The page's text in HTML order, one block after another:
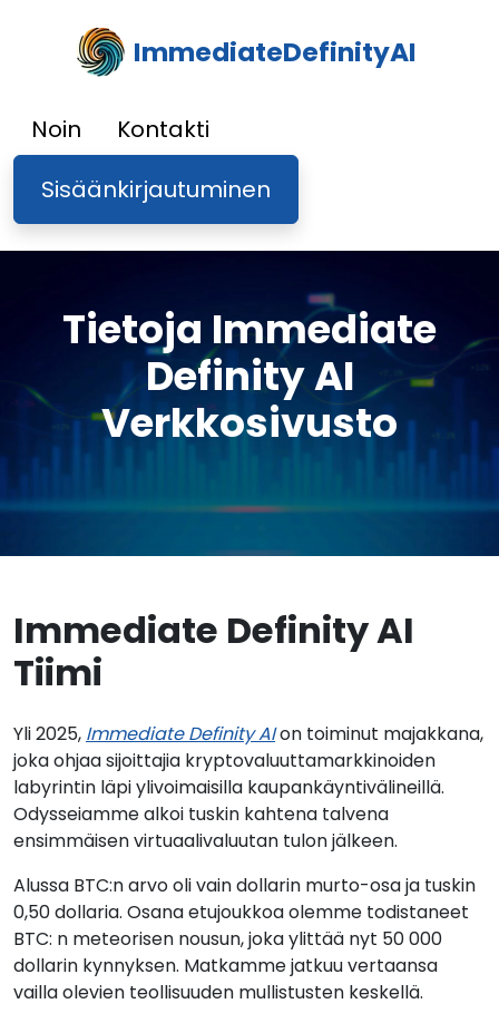
ImmediateDefinityAI
Noin
Kontakti
Sisäänkirjautuminen
Tietoja Immediate
Definity AI
Verkkosivusto
Immediate Definity AI
Tiimi
Yli 2025, Immediate Definity AIon toiminut majakkana,
joka ohjaa sijoittajia kryptovaluuttamarkkinoiden
labyrintin läpi ylivoimaisilla kaupankäyntivälineillä.
Odysseiamme alkoi tuskin kahtena talvena
ensimmäisen virtuaalivaluutan tulon jälkeen.
Alussa BTC:n arvo oli vain dollarin murto-osa ja tuskin
0,50 dollaria. Osana etujoukkoa olemme todistaneet
BTC: n meteorisen nousun, joka ylittää nyt 50 000
dollarin kynnyksen. Matkamme jatkuu vertaansa
vailla olevien teollisuuden mullistusten keskellä.